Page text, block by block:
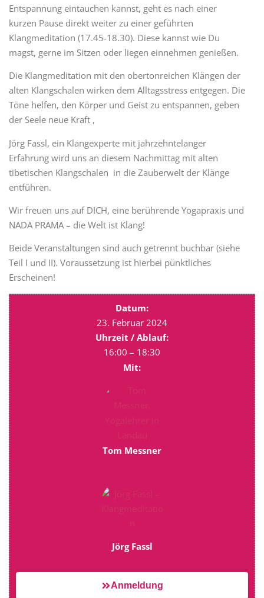
Entspannung eintauchen kannst, geht es nach einer
kurzen Pause direkt weiter zu einer geführten
Klangmeditation (17.45-18.30). Diese kannst wie Du
magst, gerne im Sitzen oder liegen einnehmen genießen.
Die Klangmeditation mit den obertonreichen Klängen der
alten Klangschalen wirken dem Alltagsstress entgegen. Die
Töne helfen, den Körper und Geist zu entspannen, geben
der Seele neue Kraft ,
Jörg Fassl, ein Klangexperte mit jahrzehntelanger
Erfahrung wird uns an diesem Nachmittag mit alten
tibetischen Klangschalen in die Zauberwelt der Klänge
entführen.
Wir freuen uns auf DICH, eine berührende Yogapraxis und
NADA PRAMA – die Welt ist Klang!
Beide Veranstaltungen sind auch getrennt buchbar (siehe
Teil I und II). Voraussetzung ist hierbei pünktliches
Erscheinen!
Datum:
23. Februar 2024
Uhrzeit / Ablauf:
16:00 – 18:30
Mit:
Tom Messner
Jörg Fassl
Anmeldung